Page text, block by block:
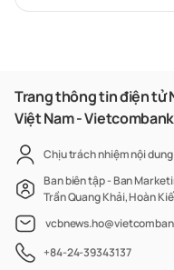
chỉ số 78 đường
Phường Long
Hồ Chí Minh)
Trang thông tin điện tử
Việt Nam - Vietcombank
Chịu trách nhiệm nội
Ban biên tập - Ban
Trần Quang Khải, Hoàn
+84-24-39343137